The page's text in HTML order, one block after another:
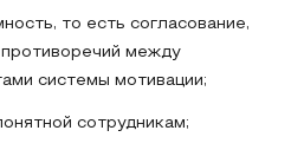
то есть согласование,
противоречий между
системы мотивации;
сотрудникам;